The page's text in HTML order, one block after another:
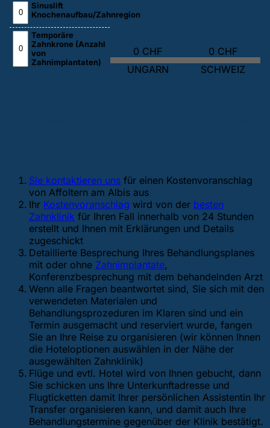
Sinuslift
Knochenaufbau/Zahnregion
Temporäre
Zahnkrone (Anzahl
von
Zahnimplantaten)
0 CHF
UNGARN
0 CHF
SCHWEIZ
Sie kontaktieren uns für einen Kostenvoranschlag
von Affoltern am Albis aus
Ihr Kostenvoranschlag wird von der besten
Zahnklinik für Ihren Fall innerhalb von 24 Stunden
erstellt und Ihnen mit Erklärungen und Details
zugeschickt
Detaillierte Besprechung Ihres Behandlungsplanes
mit oder ohne Zahnimplantate,
Konferenzbesprechung mit dem behandelnden Arzt
Wenn alle Fragen beantwortet sind, Sie sich mit den
verwendeten Materialen und
Behandlungsprozeduren im Klaren sind und ein
Termin ausgemacht und reserviert wurde, fangen
Sie an Ihre Reise zu organisieren (wir können Ihnen
die Hoteloptionen auswählen in der Nähe der
ausgewählten Zahnklinik)
Flüge und evtl. Hotel wird von Ihnen gebucht, dann
Sie schicken uns Ihre Unterkunftadresse und
Flugticketten damit Ihrer persönlichen Assistentin Ihr
Transfer organisieren kann, und damit auch Ihre
Behandlungstermine gegenüber der Klinik bestätigt.